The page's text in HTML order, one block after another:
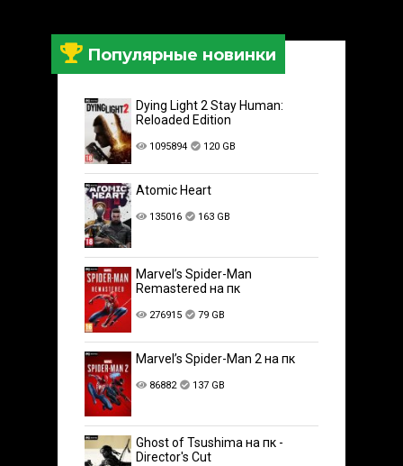
Популярные новинки
Dying Light 2 Stay Human:
Reloaded Edition
1095894 120 GB
Atomic Heart
135016 163 GB
Marvel’s Spider-Man
Remastered на пк
276915 79 GB
Marvel’s Spider-Man 2 на пк
86882 137 GB
Ghost of Tsushima на пк -
Director's Cut